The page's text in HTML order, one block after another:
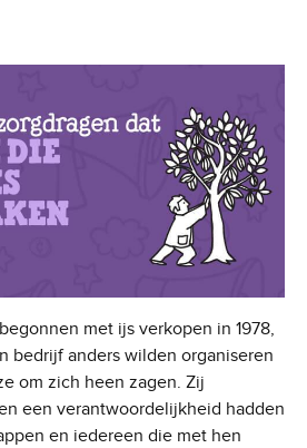
met ijs verkopen in 1978,
bedrijf anders wilden organiseren
om zich heen zagen. Zij
een verantwoordelijkheid hadden
en iedereen die met hen